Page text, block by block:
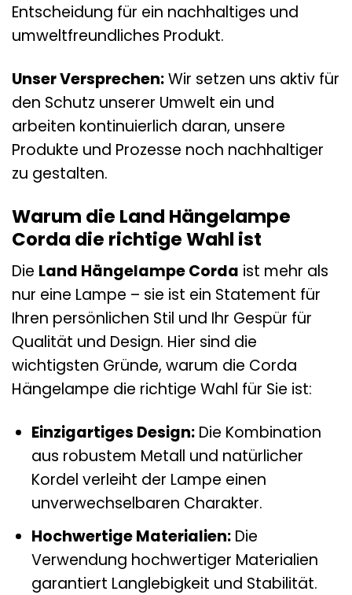
Entscheidung für ein nachhaltiges und
umweltfreundliches Produkt.
Unser Versprechen:Wir setzen uns aktiv für
den Schutz unserer Umwelt ein und
arbeiten kontinuierlich daran, unsere
Produkte und Prozesse noch nachhaltiger
zu gestalten.
Warum die Land Hängelampe
Corda die richtige Wahl ist
Die Land Hängelampe Corda ist mehr als
nur eine Lampe – sie ist ein Statement für
Ihren persönlichen Stil und Ihr Gespür für
Qualität und Design. Hier sind die
wichtigsten Gründe, warum die Corda
Hängelampe die richtige Wahl für Sie ist:
Einzigartiges Design:Die Kombination
aus robustem Metall und natürlicher
Kordel verleiht der Lampe einen
unverwechselbaren Charakter.
Hochwertige Materialien:Die
Verwendung hochwertiger Materialien
garantiert Langlebigkeit und Stabilität.